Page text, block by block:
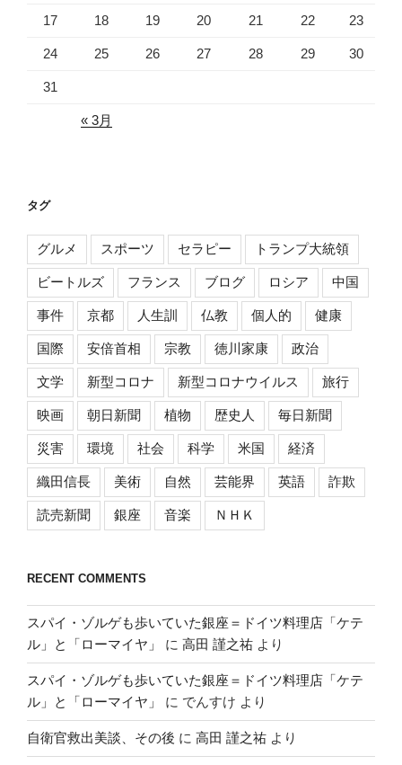
17 18 19 20 21 22 23
24 25 26 27 28 29 30
31
« 3月
タグ
グルメ スポーツ セラピー トランプ大統領
ビートルズ フランス ブログ ロシア 中国
事件 京都 人生訓 仏教 個人的 健康
国際 安倍首相 宗教 徳川家康 政治
文学 新型コロナ 新型コロナウイルス 旅行
映画 朝日新聞 植物 歴史人 毎日新聞
災害 環境 社会 科学 米国 経済
織田信長 美術 自然 芸能界 英語 詐欺
読売新聞 銀座 音楽 ＮＨＫ
RECENT COMMENTS
スパイ・ゾルゲも歩いていた銀座＝ドイツ料理店「ケテ
ル」と「ローマイヤ」
に 高田 謹之祐 より
スパイ・ゾルゲも歩いていた銀座＝ドイツ料理店「ケテ
ル」と「ローマイヤ」
に でんすけ より
自衛官救出美談、その後 に 高田 謹之祐 より